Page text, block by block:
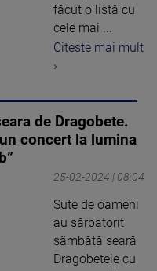
făcut o listă cu
cele mai ...
Citeste mai mult
›
de Dragobete.
concert la lumina
25-02-2024 | 08:04
Sute de oameni
au sărbatorit
sâmbătă seară
Dragobetele cu